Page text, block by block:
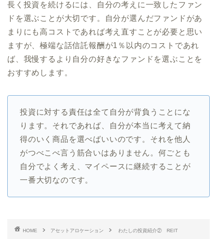
長く投資を続けるには、自分の考えに一致したファン
ドを選ぶことが大切です。自分が選んだファンドがあ
まりにも高コストであれば考え直すことが必要と思い
ますが、極端な話信託報酬が1％以内のコストであれ
ば、我慢するより自分の好きなファンドを選ぶことを
おすすめします。
投資に対する責任は全て自分が背負うことにな
ります。それであれば、自分が本当に考えて納
得のいく商品を選べばいいのです。それを他人
がつべこべ言う筋合いはありません。何ごとも
自分でよく考え、マイペースに継続することが
一番大切なのです。
HOME アセットアロケーション わたしの投資紹介② REIT